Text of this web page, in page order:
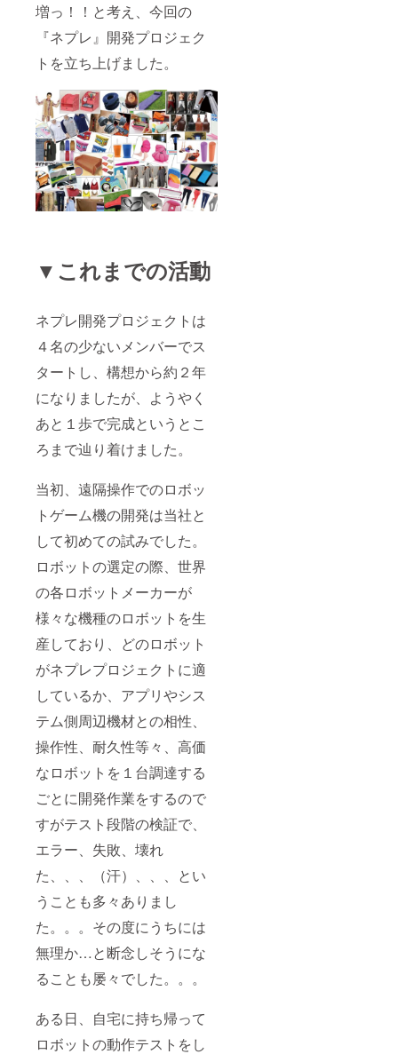
増っ！！と考え、今回の
『ネプレ』開発プロジェク
トを立ち上げました。
▼これまでの活動
ネプレ開発プロジェクトは
４名の少ないメンバーでス
タートし、構想から約２年
になりましたが、ようやく
あと１歩で完成というとこ
ろまで辿り着けました。
当初、遠隔操作でのロボッ
トゲーム機の開発は当社と
して初めての試みでした。
ロボットの選定の際、世界
の各ロボットメーカーが
様々な機種のロボットを生
産しており、どのロボット
がネプレプロジェクトに適
しているか、アプリやシス
テム側周辺機材との相性、
操作性、耐久性等々、高価
なロボットを１台調達する
ごとに開発作業をするので
すがテスト段階の検証で、
エラー、失敗、壊れ
た、、、（汗）、、、とい
うことも多々ありまし
た。。。その度にうちには
無理か…と断念しそうにな
ることも屡々でした。。。
ある日、自宅に持ち帰って
ロボットの動作テストをし